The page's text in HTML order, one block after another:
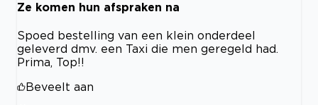
Ze komen hun afspraken na
Spoed bestelling van een klein onderdeel
geleverd dmv. een Taxi die men geregeld had.
Prima, Top!!
Beveelt aan